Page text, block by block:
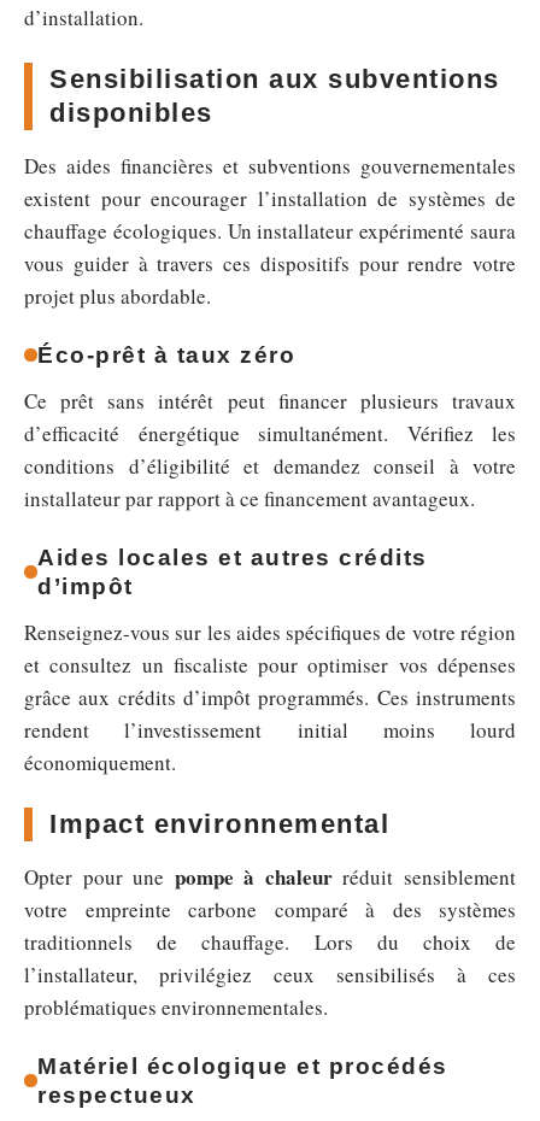
d’installation.
Sensibilisation aux subventions
disponibles
Des aides financières et subventions gouvernementales
existent pour encourager l’installation de systèmes de
chauffage écologiques. Un installateur expérimenté saura
vous guider à travers ces dispositifs pour rendre votre
projet plus abordable.
Éco-prêt à taux zéro
Ce prêt sans intérêt peut financer plusieurs travaux
d’efficacité énergétique simultanément. Vérifiez les
conditions d’éligibilité et demandez conseil à votre
installateur par rapport à ce financement avantageux.
Aides locales et autres crédits
d’impôt
Renseignez-vous sur les aides spécifiques de votre région
et consultez un fiscaliste pour optimiser vos dépenses
grâce aux crédits d’impôt programmés. Ces instruments
rendent l’investissement initial moins lourd
économiquement.
Impact environnemental
Opter pour une pompe à chaleurréduit sensiblement
votre empreinte carbone comparé à des systèmes
traditionnels de chauffage. Lors du choix de
l’installateur, privilégiez ceux sensibilisés à ces
problématiques environnementales.
Matériel écologique et procédés
respectueux